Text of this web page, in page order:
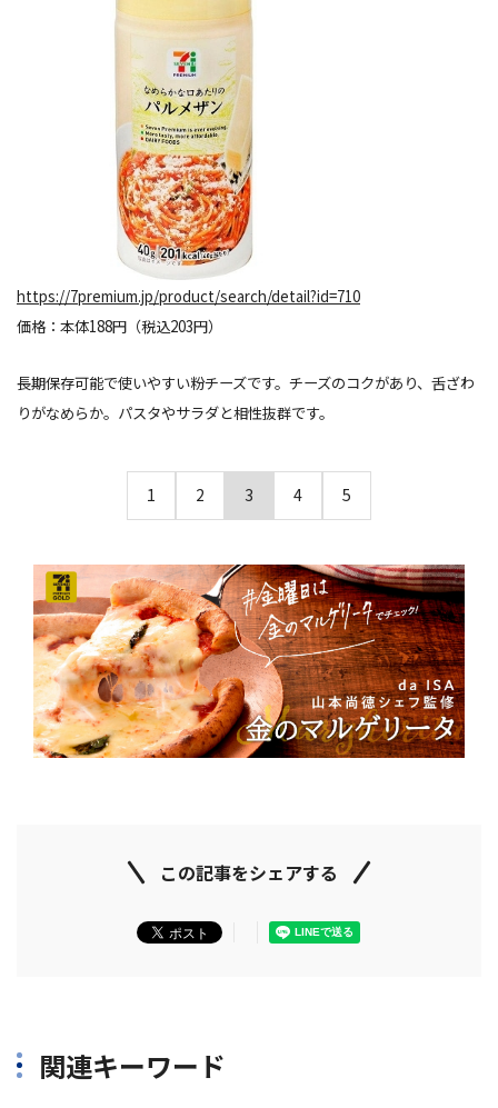
https://7premium.jp/product/search/detail?id=710
価格：本体188円（税込203円）
長期保存可能で使いやすい粉チーズです。チーズのコクがあり、舌ざわ
りがなめらか。パスタやサラダと相性抜群です。
1 2 3 4 5
この記事をシェアする
関連キーワード